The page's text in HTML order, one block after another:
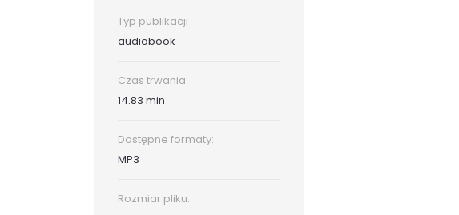
Typ publikacji
audiobook
Czas trwania:
14.83 min
Dostępne formaty:
MP3
Rozmiar pliku: